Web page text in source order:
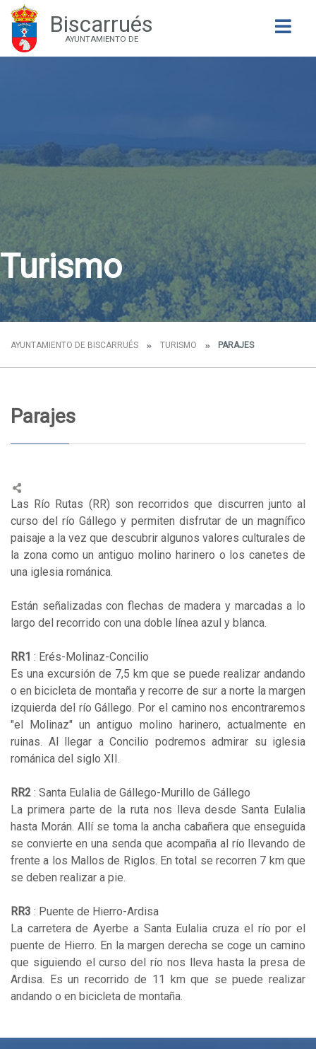
Biscarrués
AYUNTAMIENTO DE
Turismo
AYUNTAMIENTO DE BISCARRUÉS TURISMO PARAJES
Parajes
Las Río Rutas (RR) son recorridos que discurren junto al
curso del río Gállego y permiten disfrutar de un magnífico
paisaje a la vez que descubrir algunos valores culturales de
la zona como un antiguo molino harinero o los canetes de
una iglesia románica.
Están señalizadas con flechas de madera y marcadas a lo
largo del recorrido con una doble línea azul y blanca.
RR1 : Erés-Molinaz-Concilio
Es una excursión de 7,5 km que se puede realizar andando
o en bicicleta de montaña y recorre de sur a norte la margen
izquierda del río Gállego. Por el camino nos encontraremos
"el Molinaz" un antiguo molino harinero, actualmente en
ruinas. Al llegar a Concilio podremos admirar su iglesia
románica del siglo XII.
RR2 : Santa Eulalia de Gállego-Murillo de Gállego
La primera parte de la ruta nos lleva desde Santa Eulalia
hasta Morán. Allí se toma la ancha cabañera que enseguida
se convierte en una senda que acompaña al río llevando de
frente a los Mallos de Riglos. En total se recorren 7 km que
se deben realizar a pie.
RR3 : Puente de Hierro-Ardisa
La carretera de Ayerbe a Santa Eulalia cruza el río por el
puente de Hierro. En la margen derecha se coge un camino
que siguiendo el curso del río nos lleva hasta la presa de
Ardisa. Es un recorrido de 11 km que se puede realizar
andando o en bicicleta de montaña.